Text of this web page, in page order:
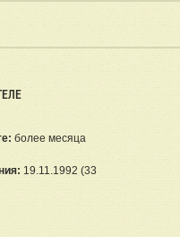
более месяца
19.11.1992 (33